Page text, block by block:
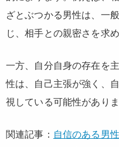
ざとぶつかる男性は、一
じ、相手との親密さを求
一方、自分自身の存在を
性は、自己主張が強く、
視している可能性がありま
関連記事： 自信のある男